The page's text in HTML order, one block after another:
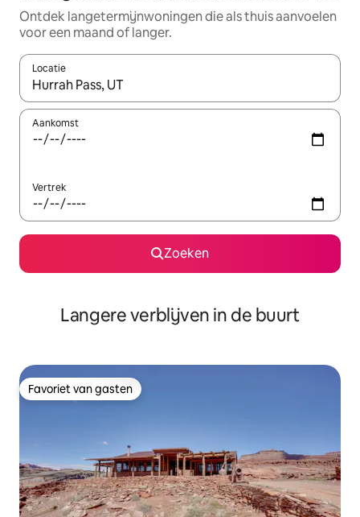
Ontdek langetermijnwoningen die als thuis aanvoelen
voor een maand of langer.
Locatie
Wanneer er resultaten beschikbaar zijn, maak je een keuze
Aankomst
Vertrek
Zoeken
Langere verblijven in de buurt
Favoriet van gasten
Favoriet van gasten